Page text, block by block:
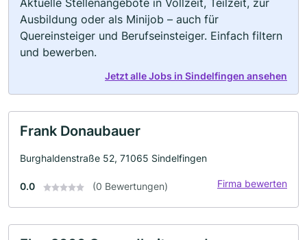
Aktuelle Stellenangebote in Vollzeit, Teilzeit, zur
Ausbildung oder als Minijob – auch für
Quereinsteiger und Berufseinsteiger. Einfach filtern
und bewerben.
Jetzt alle Jobs in Sindelfingen ansehen
Frank Donaubauer
Burghaldenstraße 52, 71065 Sindelfingen
0.0 (0 Bewertungen) Firma bewerten